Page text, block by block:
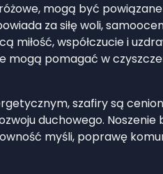
mogą być
za siłę woli,
miłość, współczucie i
mogą pomagać w
szafiry są
duchowego.
myśli, poprawę